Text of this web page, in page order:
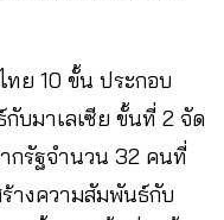
ย 10 ขั้น ประกอบ
บมาเลเซีย ขั้นที่ 2 จัด
กรัฐจำนวน 32 คนที่
างความสัมพันธ์กับ